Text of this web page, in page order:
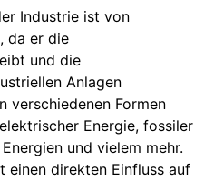
Industrie ist von
da er die
und die
Anlagen
verschiedenen Formen
Energie, fossiler
und vielem mehr.
einen direkten Einfluss auf